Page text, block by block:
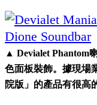
▲ Devialet Phantom
色面板裝飾。據現場
院版」的產品有很高